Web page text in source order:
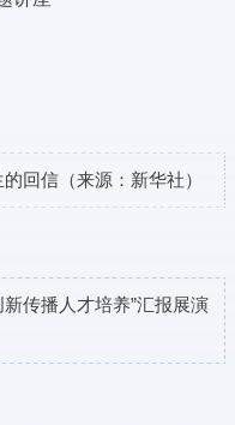
回信（来源：新华社）
传播人才培养”汇报展演